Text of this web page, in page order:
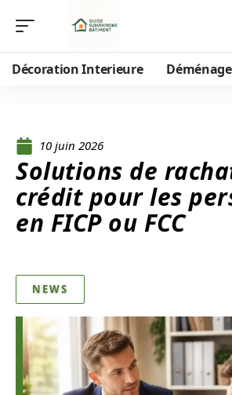
Décoration Interieure
10 juin 2026
Solutions de
crédit pour les
en FICP ou FCC
NEWS